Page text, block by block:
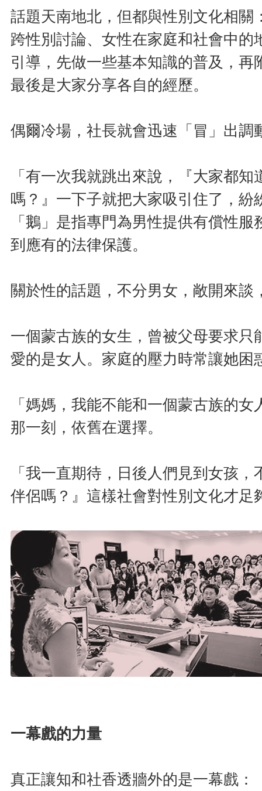
話題天南地北，但都與性別文化相
跨性別討論、女性在家庭和社會中
引導，先做一些基本知識的普及，
最後是大家分享各自的經歷。
偶爾冷場，社長就會迅速「冒」出調
「有一次我就跳出來說，『大家都
嗎？』一下子就把大家吸引住了，
「鵝」是指專門為男性提供有償性
到應有的法律保護。
關於性的話題，不分男女，敞開來
一個蒙古族的女生，曾被父母要求
愛的是女人。家庭的壓力時常讓她
「媽媽，我能不能和一個蒙古族的
那一刻，依舊在選擇。
「我一直期待，日後人們見到女孩
伴侶嗎？』這樣社會對性別文化才足
一幕戲的力量
真正讓知和社香透牆外的是一幕戲：